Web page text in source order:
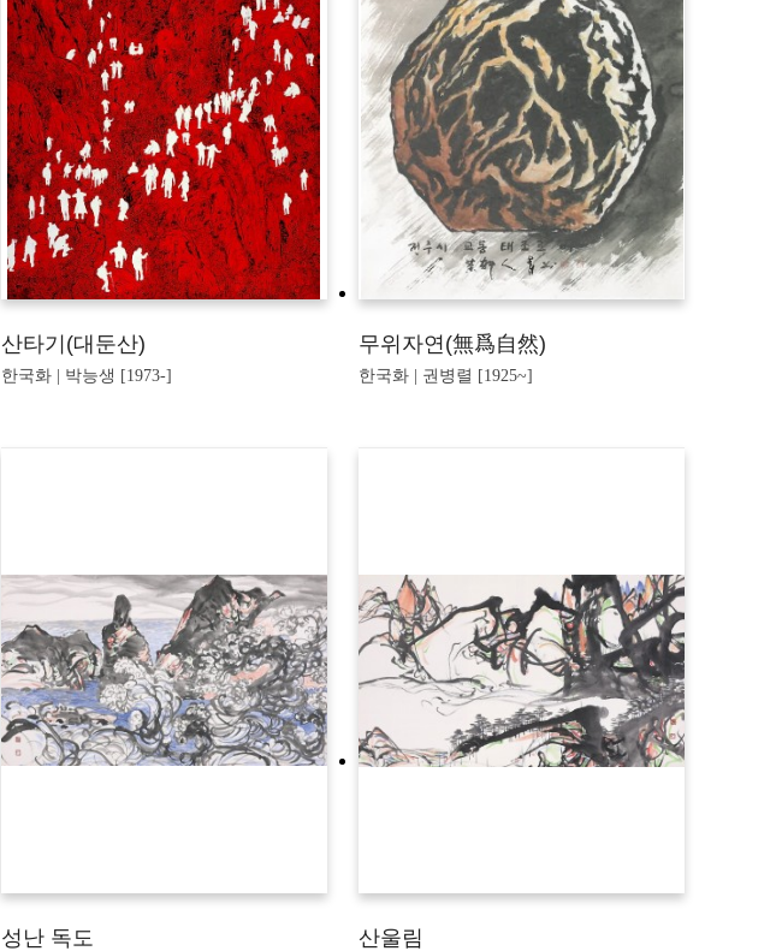
산타기(대둔산)
한국화 | 박능생 [1973-]
무위자연(無爲自然)
한국화 | 권병렬 [1925~]
성난 독도 산울림